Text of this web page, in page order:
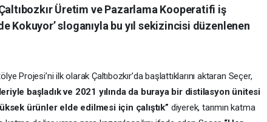
Üretim ve Pazarlama Kooperatifi iş
Kokuyor’ sloganıyla bu yıl sekizincisi düzenlenen
Projesi’ni ilk olarak Çaltıbozkır’da başlattıklarını aktaran Seçer,
başladık ve 2021 yılında da buraya bir distilasyon ünitesi
ürünler elde edilmesi için çalıştık” diyerek, tarımın katma